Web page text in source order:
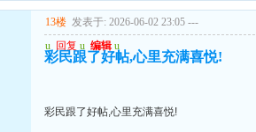
13楼 发表于: 2026-06-02 23:05 ---
u 回复 u 编辑 u
彩民跟了好帖,心里充满喜悦!
彩民跟了好帖,心里充满喜悦!